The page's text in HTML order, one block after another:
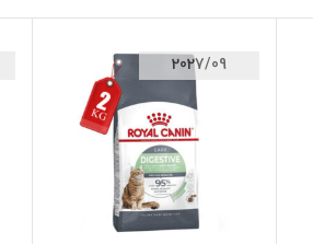
2027/09